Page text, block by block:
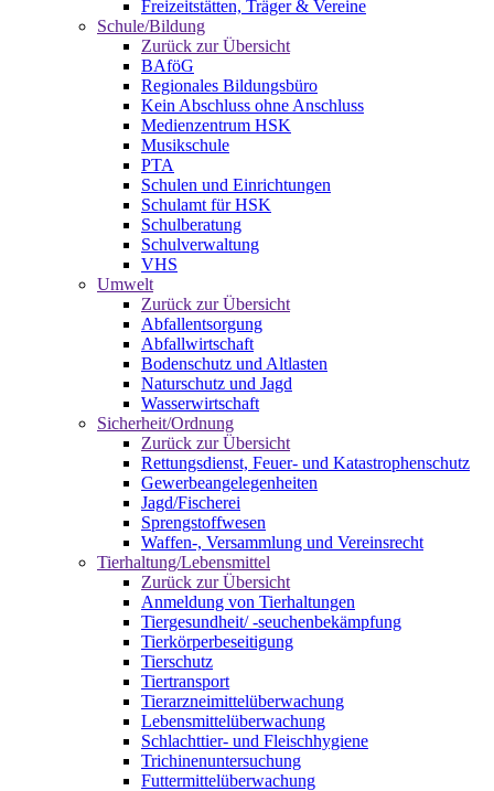
Freizeitstätten, Träger & Vereine
Schule/Bildung
Zurück zur Übersicht
BAföG
Regionales Bildungsbüro
Kein Abschluss ohne Anschluss
Medienzentrum HSK
Musikschule
PTA
Schulen und Einrichtungen
Schulamt für HSK
Schulberatung
Schulverwaltung
VHS
Umwelt
Zurück zur Übersicht
Abfallentsorgung
Abfallwirtschaft
Bodenschutz und Altlasten
Naturschutz und Jagd
Wasserwirtschaft
Sicherheit/Ordnung
Zurück zur Übersicht
Rettungsdienst, Feuer- und Katastrophenschutz
Gewerbeangelegenheiten
Jagd/Fischerei
Sprengstoffwesen
Waffen-, Versammlung und Vereinsrecht
Tierhaltung/Lebensmittel
Zurück zur Übersicht
Anmeldung von Tierhaltungen
Tiergesundheit/ -seuchenbekämpfung
Tierkörperbeseitigung
Tierschutz
Tiertransport
Tierarzneimittelüberwachung
Lebensmittelüberwachung
Schlachttier- und Fleischhygiene
Trichinenuntersuchung
Futtermittelüberwachung